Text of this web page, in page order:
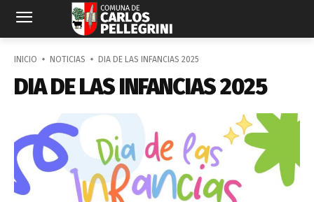
INICIO NOTICIAS DIA DE LAS INFANCIAS 2025
DIA DE LAS INFANCIAS 2025